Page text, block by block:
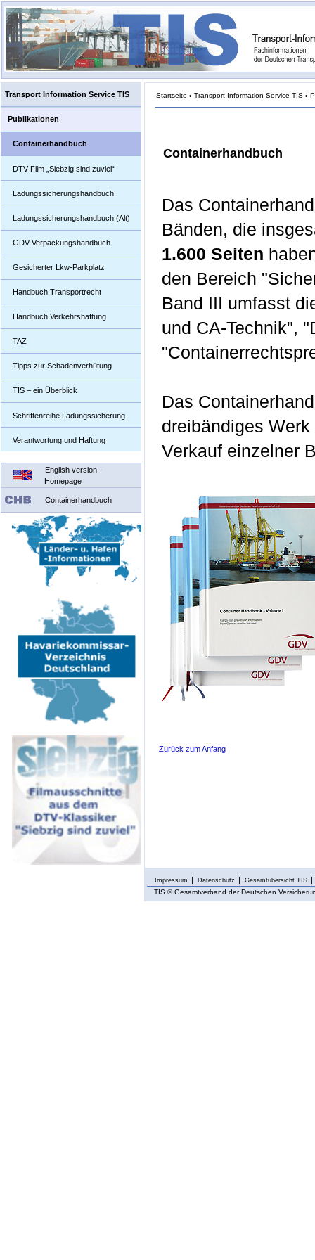
Transport Information Service TIS
Publikationen
Containerhandbuch
DTV-Film „Siebzig sind zuviel“
Ladungssicherungshandbuch
Ladungssicherungshandbuch (Alt)
GDV Verpackungshandbuch
Gesicherter Lkw-Parkplatz
Handbuch Transportrecht
Handbuch Verkehrshaftung
TAZ
Tipps zur Schadenverhütung
TIS – ein Überblick
Schriftenreihe Ladungssicherung
Verantwortung und Haftung
English version -
Homepage
Containerhandbuch
Startseite › Transport Information Service TIS ›
Containerhandbuch
Das
Bänden, die
1.600 Seiten
den Bereich
Band III umfasst
und CA-Technik",
Das
dreibändiges
Verkauf einzelner
Zurück zum Anfang
Impressum Datenschutz Gesamtübersicht TIS
TIS © Gesamtverband der Deutschen